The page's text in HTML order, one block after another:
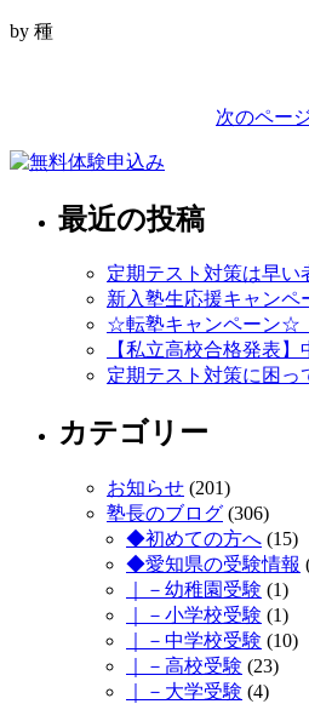
by 種
次のペー
最近の投稿
定期テスト対策は早い
新入塾生応援キャンペ
☆転塾キャンペーン☆
【私立高校合格発表
定期テスト対策に困っ
カテゴリー
お知らせ (201)
塾長のブログ (306)
◆初めての方へ (15)
◆愛知県の受験情報
｜－幼稚園受験 (1)
｜－小学校受験 (1)
｜－中学校受験 (10)
｜－高校受験 (23)
｜－大学受験 (4)